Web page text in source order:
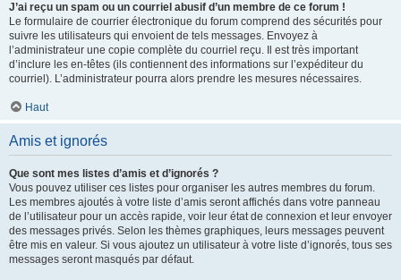
J’ai reçu un spam ou un courriel abusif d’un membre de ce forum !
Le formulaire de courrier électronique du forum comprend des sécurités pour
suivre les utilisateurs qui envoient de tels messages. Envoyez à
l’administrateur une copie complète du courriel reçu. Il est très important
d’inclure les en-têtes (ils contiennent des informations sur l’expéditeur du
courriel). L’administrateur pourra alors prendre les mesures nécessaires.
Haut
Amis et ignorés
Que sont mes listes d’amis et d’ignorés ?
Vous pouvez utiliser ces listes pour organiser les autres membres du forum.
Les membres ajoutés à votre liste d’amis seront affichés dans votre panneau
de l’utilisateur pour un accès rapide, voir leur état de connexion et leur envoyer
des messages privés. Selon les thèmes graphiques, leurs messages peuvent
être mis en valeur. Si vous ajoutez un utilisateur à votre liste d’ignorés, tous ses
messages seront masqués par défaut.